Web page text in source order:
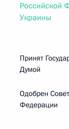
Российской
Украины
Принят
Думой
Одобрен